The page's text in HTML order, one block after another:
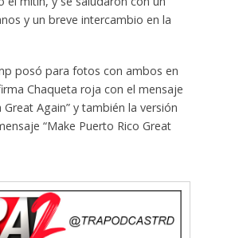
y un breve intercambio en la
posó para fotos con ambos en
Chaqueta roja con el mensaje
Great Again” y también la versión
“Make Puerto Rico Great